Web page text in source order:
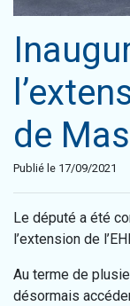
de
Publié le 17/09/2021
Le député a été
l’extension de
Au terme de
désormais